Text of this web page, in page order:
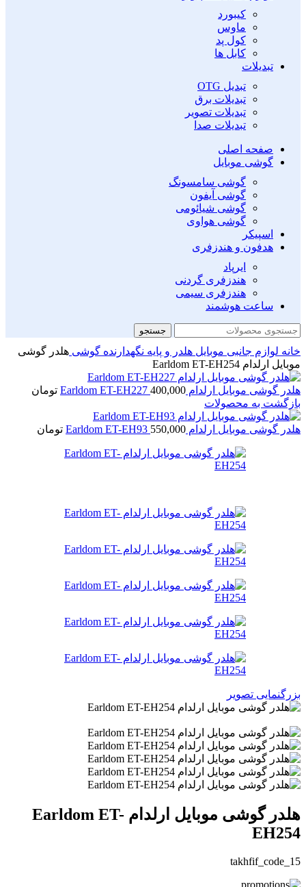
کیبورد
ماوس
کول پد
کابل ها
تبدیلات
تبدیل OTG
تبدیلات برق
تبدیلات تصویر
تبدیلات صدا
صفحه اصلی
گوشی موبایل
گوشی سامسونگ
گوشی آیفون
گوشی شیائومی
گوشی هواوی
اسپیکر
هدفون و هندزفری
ایرپاد
هندزفری گردنی
هندزفری سیمی
ساعت هوشمند
جستجو
خانه لوازم جانبی موبایل هلدر و پایه نگهدارنده گوشی هلدر گوشی
موبایل ارلدام Earldom ET-EH254
هلدر گوشی موبایل ارلدام Earldom ET-EH227 400,000
تومان
بازگشت به محصولات
هلدر گوشی موبایل ارلدام Earldom ET-EH93 550,000 تومان
بزرگنمایی تصویر
هلدر گوشی موبایل ارلدام Earldom ET-
EH254
takhfif_code_15